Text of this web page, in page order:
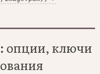
опции, ключи